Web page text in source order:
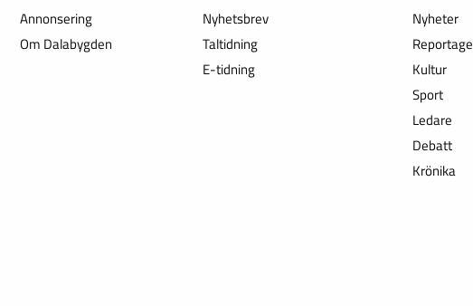
Annonsering
Om Dalabygden
Nyhetsbrev
Taltidning
E-tidning
Nyheter
Reportage
Kultur
Sport
Ledare
Debatt
Krönika